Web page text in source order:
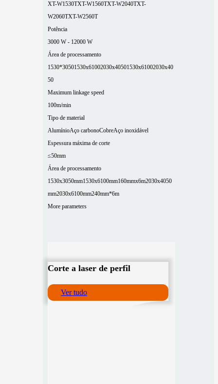
XT-W1530TXT-W1560TXT-W2040TXT-
W2060TXT-W2560T
Potência
3000 W - 12000 W
Área de processamento
1530*30501530x61002030x40501530x61002030x40
50
Maximum linkage speed
100m/min
Tipo de material
AlumínioAço carbonoCobreAço inoxidável
Espessura máxima de corte
≤50mm
Área de processamento
1530x3050mm1530x6100mm160mmx6m2030x4050
mm2030x6100mm240mm*6m
More parameters
Corte a laser de perfil
Ver tudo